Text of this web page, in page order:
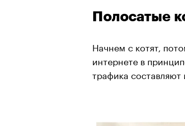
Полосатые
Начнем с котят,
интернете в
трафика